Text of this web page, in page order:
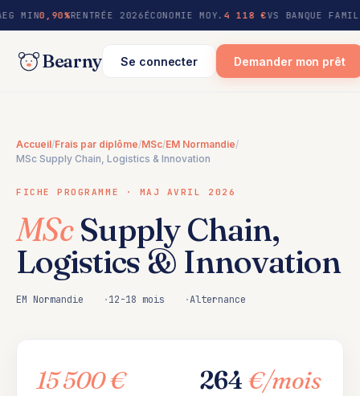
contenu
MIN0,90%RENTRÉE 2026ÉCONOMIE MOY. 4 118 €VS BANQUE
Bearny Se connecter Demander mon prêt
Accueil/Frais par diplôme/MSc/EM Normandie/
MSc Supply Chain, Logistics & Innovation
FICHE PROGRAMME · MAJ AVRIL 2026
MScSupply Chain,
Logistics & Innovation
EM Normandie 12-18 mois Alternance
15 500 € 264 €/mois